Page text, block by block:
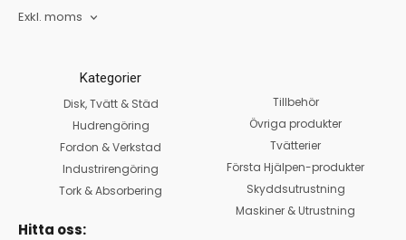
Exkl. moms
Kategorier
Disk, Tvätt & Städ
Hudrengöring
Fordon & Verkstad
Industrirengöring
Tork & Absorbering
Hitta oss:
Tillbehör
Övriga produkter
Tvätterier
Första Hjälpen-produkter
Skyddsutrustning
Maskiner & Utrustning